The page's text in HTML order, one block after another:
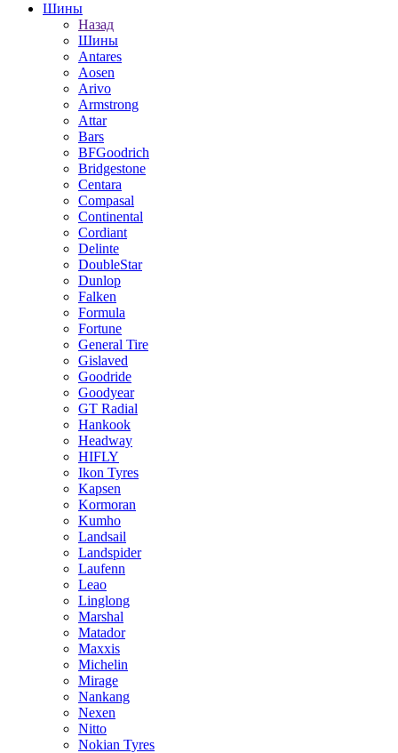
Шины
Назад
Шины
Antares
Aosen
Arivo
Armstrong
Attar
Bars
BFGoodrich
Bridgestone
Centara
Compasal
Continental
Cordiant
Delinte
DoubleStar
Dunlop
Falken
Formula
Fortune
General Tire
Gislaved
Goodride
Goodyear
GT Radial
Hankook
Headway
HIFLY
Ikon Tyres
Kapsen
Kormoran
Kumho
Landsail
Landspider
Laufenn
Leao
Linglong
Marshal
Matador
Maxxis
Michelin
Mirage
Nankang
Nexen
Nitto
Nokian Tyres